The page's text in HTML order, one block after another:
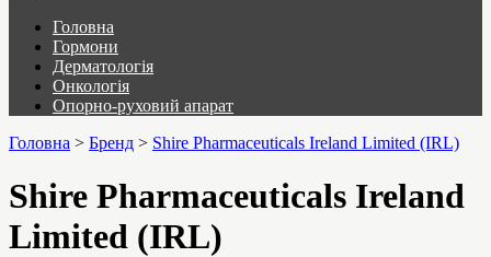
Головна
Гормони
Дерматологія
Онкологія
Опорно-руховий апарат
Головна > Бренд > Shire Pharmaceuticals Ireland Limited (IRL)
Shire Pharmaceuticals Ireland
Limited (IRL)